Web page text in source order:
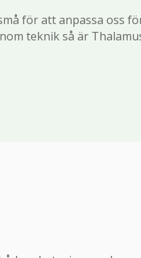
för att anpassa oss
teknik så är